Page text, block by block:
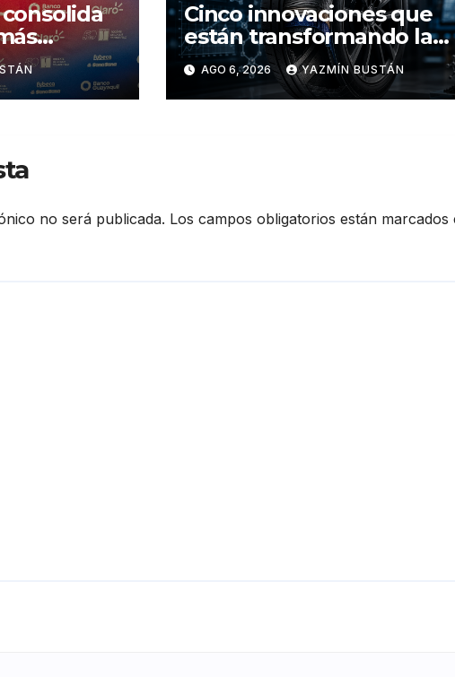
Cinco innovaciones que
están transformando la
industria de los
redefinen el futuro de la
movilidad
AGO 6, 2026 YAZMÍN BUSTÁN
no será publicada. Los campos obligatorios están marcados